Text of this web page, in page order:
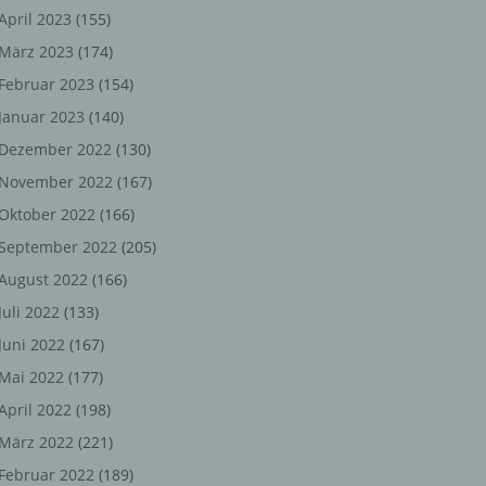
2023 (155)
März 2023 (174)
Februar 2023 (154)
Januar 2023 (140)
Dezember 2022 (130)
November 2022 (167)
Oktober 2022 (166)
September 2022 (205)
2022 (166)
Juli 2022 (133)
Juni 2022 (167)
Mai 2022 (177)
2022 (198)
März 2022 (221)
Februar 2022 (189)
oder